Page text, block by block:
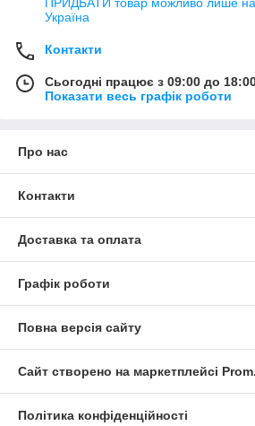
Україна
Контакти
Сьогодні працює з 09:00 до
Показати весь графік роботи
Про нас
Контакти
Доставка та оплата
Графік роботи
Повна версія сайту
Сайт створено на маркетплейсі
Політика конфіденційності